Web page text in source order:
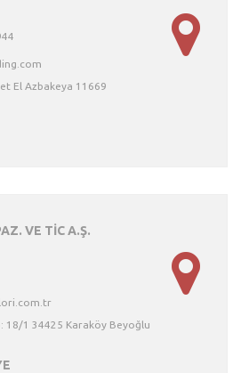
El Azbakeya 11669
VE TİC A.Ş.
18/1 34425 Karaköy Beyoğlu